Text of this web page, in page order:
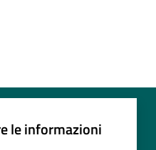
le informazioni